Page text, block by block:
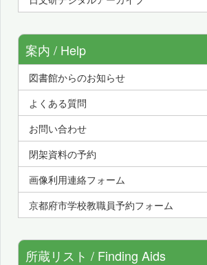
案内 / Help
図書館からのお知らせ
よくある質問
お問い合わせ
閉架資料の予約
画像利用連絡フォーム
京都府市学校教職員予約フォーム
所蔵リスト / Finding Aids